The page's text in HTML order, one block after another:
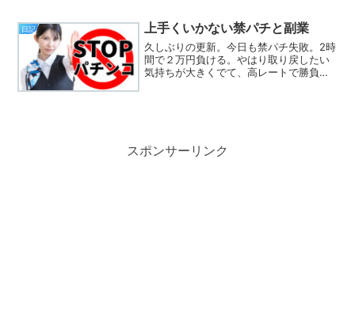
存症です。禁パチがんば...
日記 上手くいかない禁パチと副業
久しぶりの更新。今日も禁パチ失敗。2時
間で２万円負ける。やはり取り戻したい
気持ちが大きくでて、高レートで勝負し
スポンサーリンク